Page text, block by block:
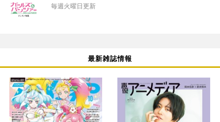
毎週火曜日更新
最新雑誌情報